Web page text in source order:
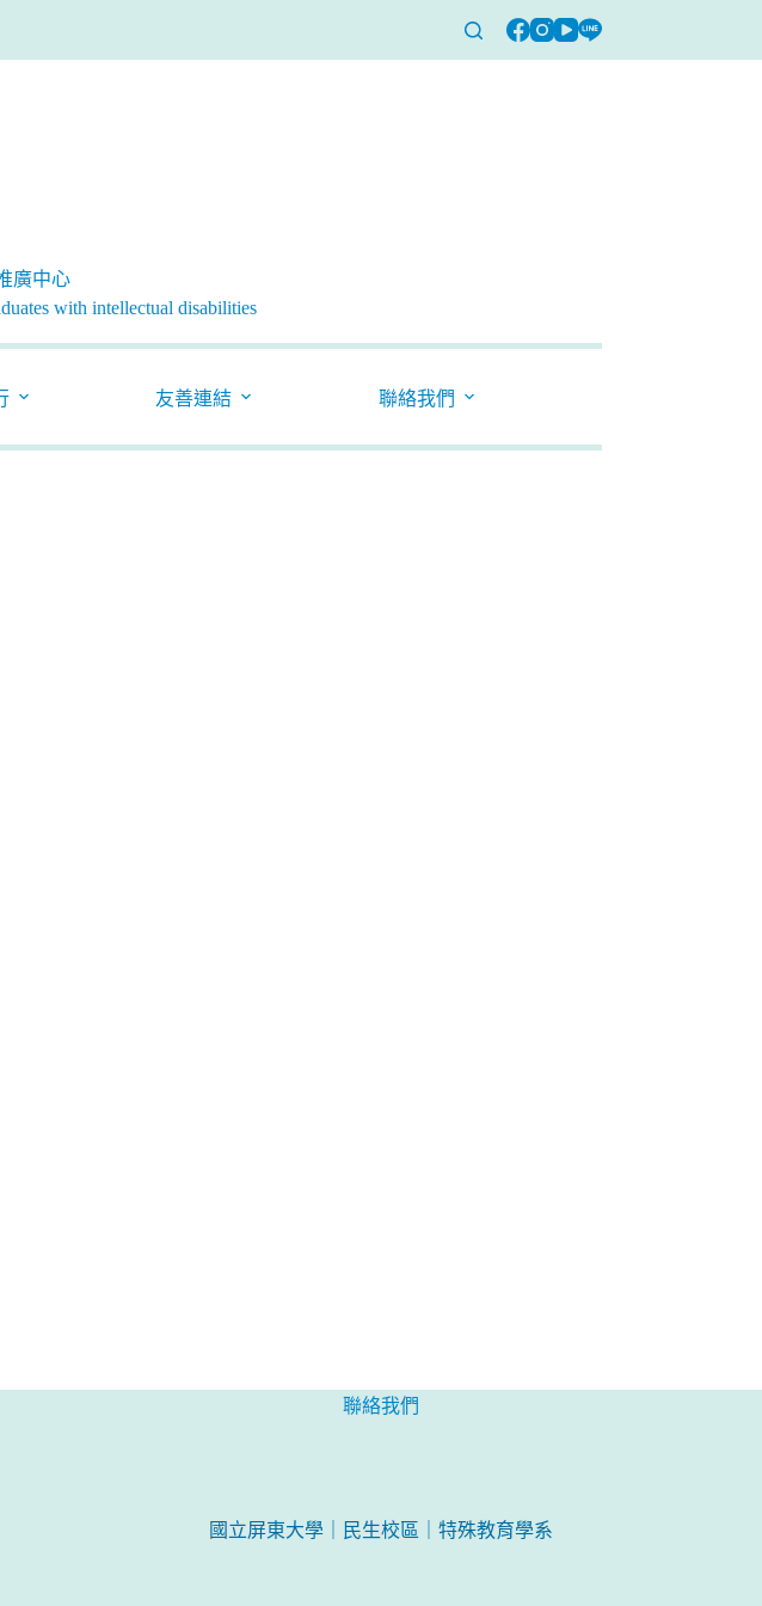
廣中心
with intellectual disabilities
友善連結 聯絡我們
聯絡我們
國立屏東大學｜民生校區｜特殊教育學系